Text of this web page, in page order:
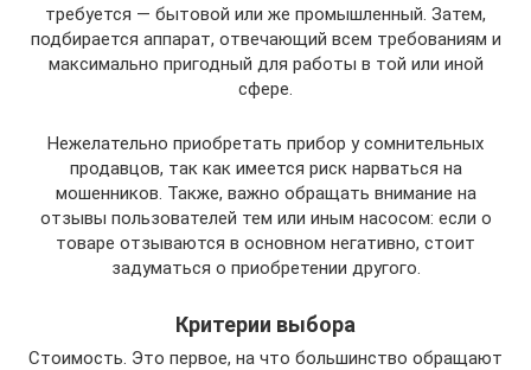
требуется — бытовой или же промышленный. Затем,
подбирается аппарат, отвечающий всем требованиям и
максимально пригодный для работы в той или иной
сфере.
Нежелательно приобретать прибор у сомнительных
продавцов, так как имеется риск нарваться на
мошенников. Также, важно обращать внимание на
отзывы пользователей тем или иным насосом: если о
товаре отзываются в основном негативно, стоит
задуматься о приобретении другого.
Критерии выбора
Стоимость. Это первое, на что большинство обращают